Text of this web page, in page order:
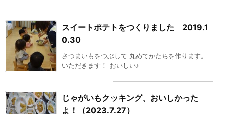
スイートポテトをつくりました 2019.1
0.30
さつまいもをつぶして 丸めてかたちを作ります。
いただきます！ おいしい♪
じゃがいもクッキング、おいしかった
よ！（2023.7.27）